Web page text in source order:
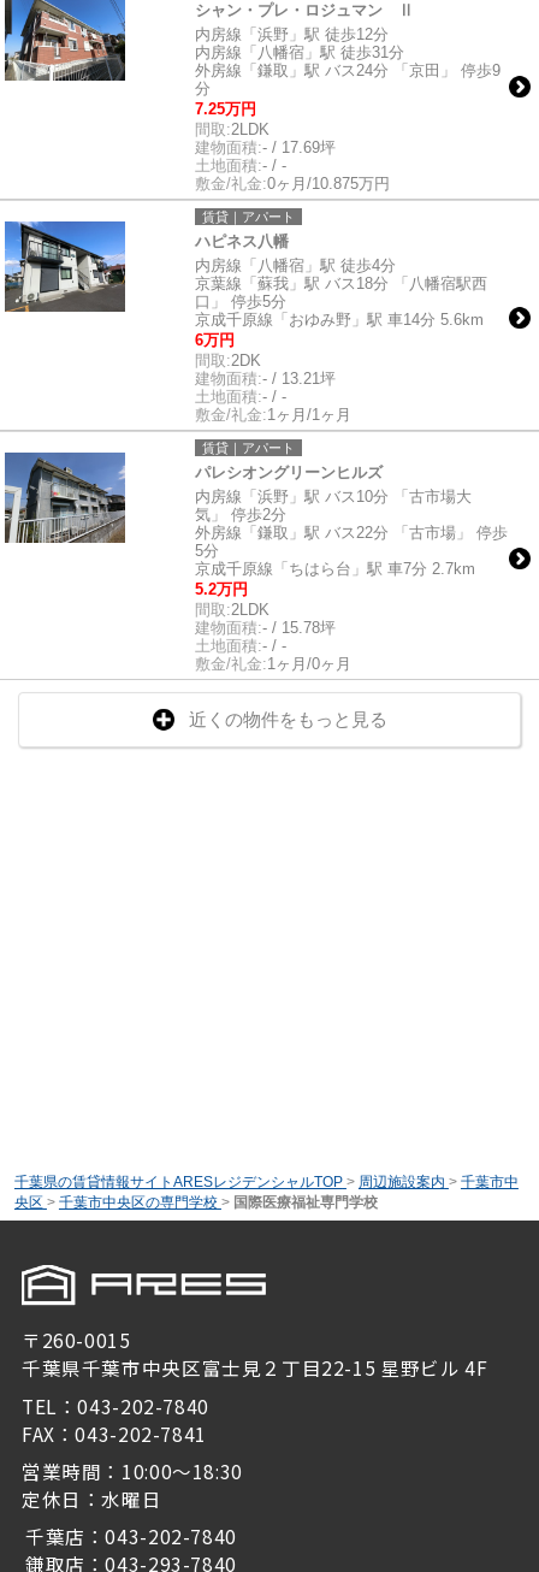
シャン・プレ・ロジュマン Ⅱ
内房線「浜野」駅 徒歩12分
内房線「八幡宿」駅 徒歩31分
外房線「鎌取」駅 バス24分 「京田」 停歩9
分
7.25万円
間取:2LDK
建物面積:- / 17.69坪
土地面積:- / -
敷金/礼金:0ヶ月/10.875万円
賃貸｜アパート
ハピネス八幡
内房線「八幡宿」駅 徒歩4分
京葉線「蘇我」駅 バス18分 「八幡宿駅西
口」 停歩5分
京成千原線「おゆみ野」駅 車14分 5.6km
6万円
間取:2DK
建物面積:- / 13.21坪
土地面積:- / -
敷金/礼金:1ヶ月/1ヶ月
賃貸｜アパート
パレシオングリーンヒルズ
内房線「浜野」駅 バス10分 「古市場大
気」 停歩2分
外房線「鎌取」駅 バス22分 「古市場」 停歩
5分
京成千原線「ちはら台」駅 車7分 2.7km
5.2万円
間取:2LDK
建物面積:- / 15.78坪
土地面積:- / -
敷金/礼金:1ヶ月/0ヶ月
近くの物件をもっと見る
千葉県の賃貸情報サイトARESレジデンシャルTOP > 周辺施設案内 > 千葉市中
央区 > 千葉市中央区の専門学校 > 国際医療福祉専門学校
〒260-0015
千葉県千葉市中央区富士見２丁目22-15 星野ビル 4F
TEL：043-202-7840
FAX：043-202-7841
営業時間：10:00～18:30
定休日：水曜日
千葉店：043-202-7840
鎌取店：043-293-7840